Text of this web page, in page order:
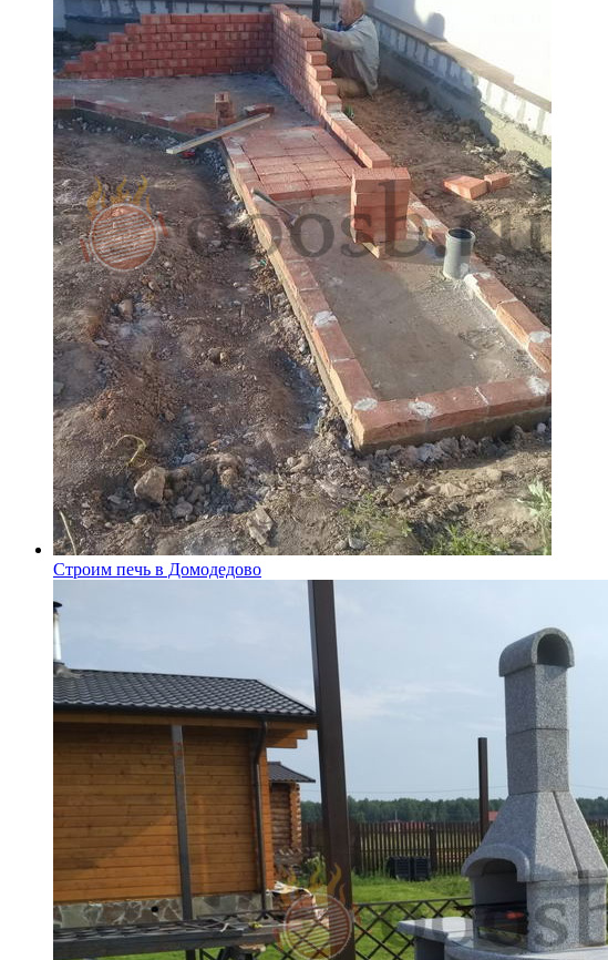
Строим печь в Домодедово